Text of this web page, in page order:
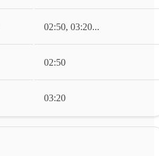
02:50, 03:20...
02:50
03:20